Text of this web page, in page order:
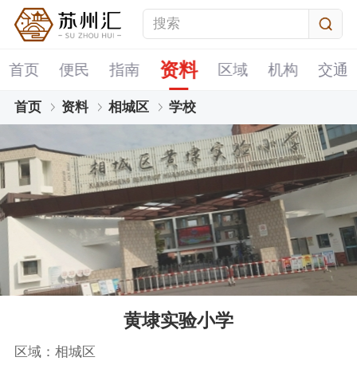
首页 便民 指南 资料 区域 机构 交通
首页 资料 相城区 学校
黄埭实验小学
区域：相城区